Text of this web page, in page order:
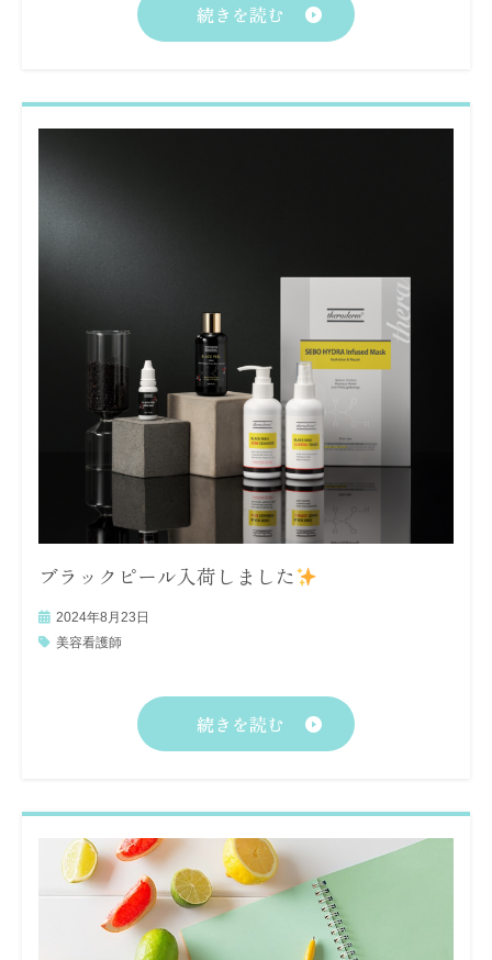
続きを読む
ブラックピール入荷しました
2024年8月23日
美容看護師
続きを読む